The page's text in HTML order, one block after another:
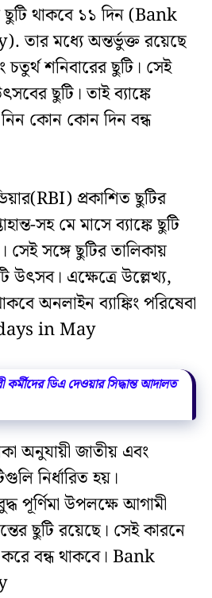
ছুটি থাকবে ১১ দিন (Bank
মধ্যে অন্তর্ভুক্ত রয়েছে
চতুর্থ শনিবারের ছুটি। সেই
ছুটি। তাই ব্যাঙ্কে
কোন কোন দিন বন্ধ
প্রকাশিত ছুটির
সহ মে মাসে ব্যাঙ্কে ছুটি
সঙ্গে ছুটির তালিকায়
উৎসব। এক্ষেত্রে উল্লেখ্য,
অনলাইন ব্যাঙ্কিং পরিষেবা
in May
কর্মীদের ডিএ দেওয়ার সিদ্ধান্ত আদালত
অনুযায়ী জাতীয় এবং
নির্ধারিত হয়।
পূর্ণিমা উপলক্ষে আগামী
ছুটি রয়েছে। সেই কারনে
করে বন্ধ থাকবে। Bank